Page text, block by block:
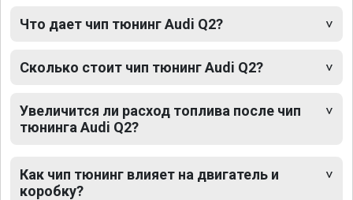
Что дает чип тюнинг Audi Q2?
Сколько стоит чип тюнинг Audi Q2?
Увеличится ли расход топлива после чип
тюнинга Audi Q2?
Как чип тюнинг влияет на двигатель и
коробку?